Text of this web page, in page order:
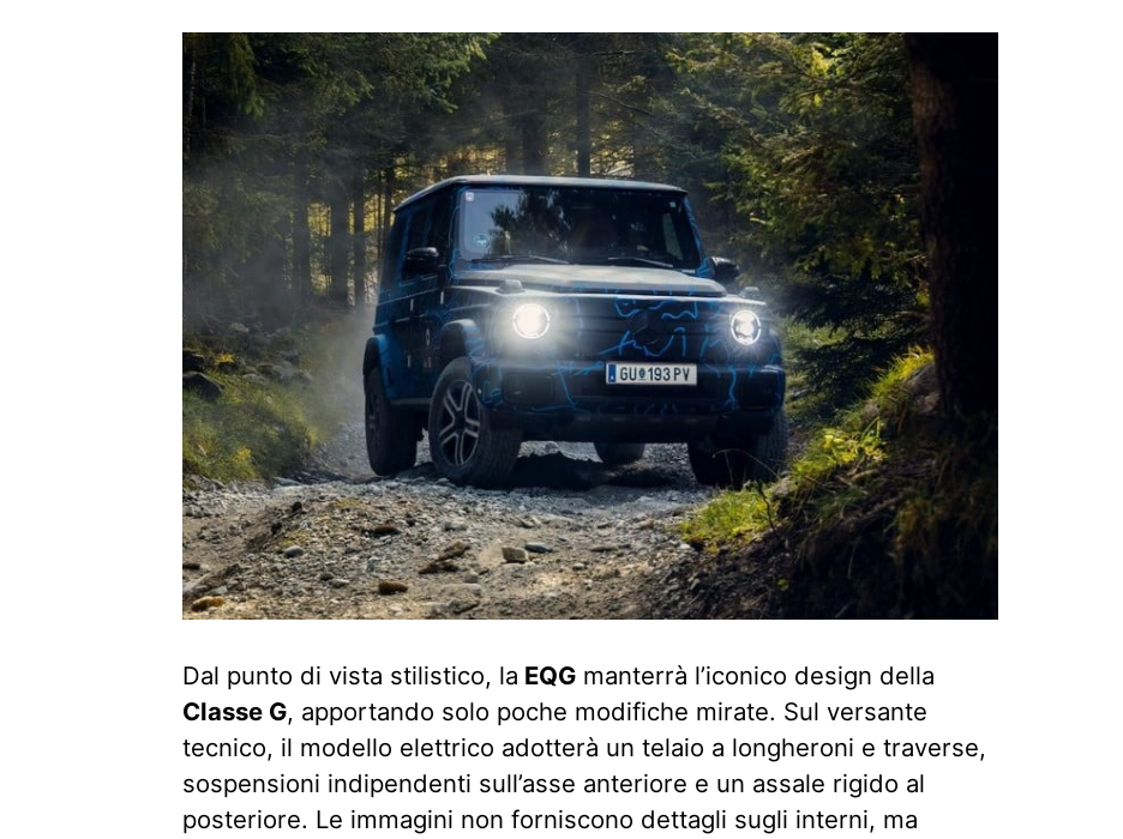
Dal punto di vista stilistico, la EQG manterrà l’iconico design della
Classe G, apportando solo poche modifiche mirate. Sul versante
tecnico, il modello elettrico adotterà un telaio a longheroni e traverse,
sospensioni indipendenti sull’asse anteriore e un assale rigido al
posteriore. Le immagini non forniscono dettagli sugli interni, ma